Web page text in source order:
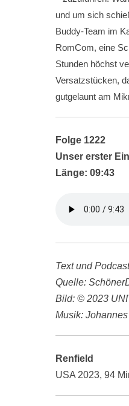
und um sich
Buddy-Team im
RomCom, eine
Stunden höchst
Versatzstücken,
gutgelaunt am
Folge 1222
Unser erster
Länge: 09:43
Text und
Quelle:
Bild: © 2023
Musik:
Renfield
USA 2023, 94